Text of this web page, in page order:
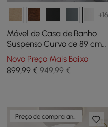
+16
Móvel de Casa de Banho
Suspenso Curvo de 89 cm
com Lavatório e
Arrumação
Novo Preço Mais Baixo
899,99 € 949,99 €